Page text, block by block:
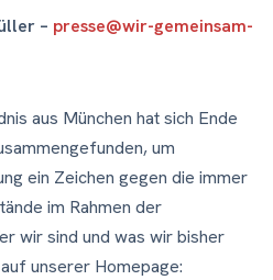
– presse@wir-gemeinsam-
aus München hat sich Ende
um
ein Zeichen gegen die immer
im Rahmen der
wir sind und was wir bisher
unserer Homepage: